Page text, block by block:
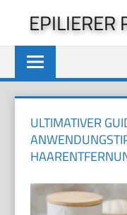
springen
EPILIERER
ULTIMATIVER